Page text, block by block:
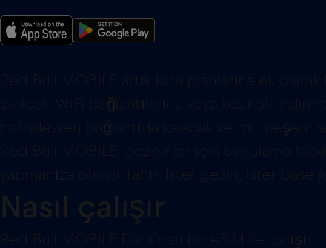
Red Bull MOBILE artık kara planlarına ek
sivilceli WiFi bağlantılarına veya kesintili
halindeyken bağlantıda kalacak ve muhteşem
Red Bull MOBILE, gezginler için uygulama
yapmanıza olanak tanır. İster gezin, ister base
Nasıl çalışır
Red Bull MOBILE Data’dan bir eSIM ile çalışır.